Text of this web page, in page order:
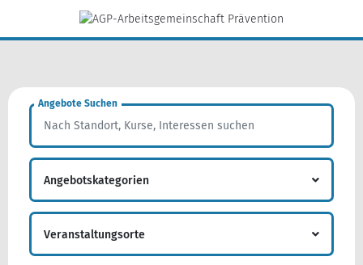
Angebote Suchen
Angebotskategorien
Einweisung ins Konzept
Veranstaltungsorte